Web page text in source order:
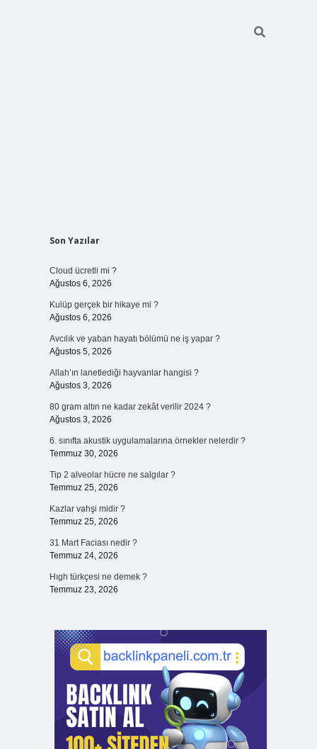
Sidebar
Son Yazılar
Cloud ücretli mi ?
Ağustos 6, 2026
Kulüp gerçek bir hikaye mi ?
Ağustos 6, 2026
Avcılık ve yaban hayatı bölümü ne iş yapar ?
Ağustos 5, 2026
Allah’ın lanetlediği hayvanlar hangisi ?
Ağustos 3, 2026
80 gram altın ne kadar zekât verilir 2024 ?
Ağustos 3, 2026
6. sınıfta akustik uygulamalarına örnekler nelerdir ?
Temmuz 30, 2026
Tip 2 alveolar hücre ne salgılar ?
Temmuz 25, 2026
Kazlar vahşi midir ?
Temmuz 25, 2026
31 Mart Faciası nedir ?
Temmuz 24, 2026
Hıgh türkçesi ne demek ?
Temmuz 23, 2026